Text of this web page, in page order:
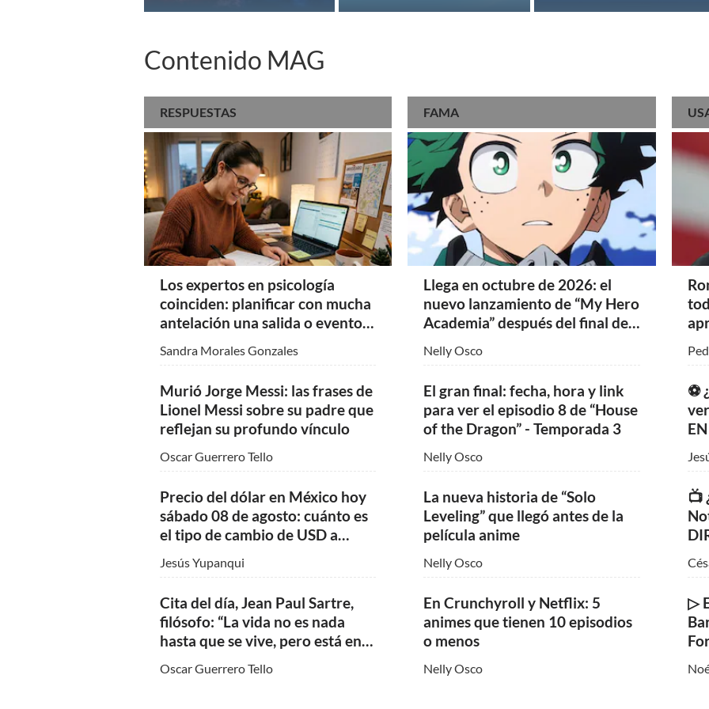
con
una
¿A
MXN
Cita
es
Contenido MAG
RESPUESTAS
Los expertos en psicología
coinciden: planificar con mucha
antelación una salida o evento
y mitigar la ansiedad
Sandra Morales Gonzales
Murió Jorge Messi: las frases de
Lionel Messi sobre su padre que
reflejan su profundo vínculo
Oscar Guerrero Tello
Precio del dólar en México hoy
sábado 08 de agosto: cuánto es
el tipo de cambio de USD a
Jesús Yupanqui
Cita del día, Jean Paul Sartre,
filósofo: “La vida no es nada
hasta que se vive, pero está en
Oscar Guerrero Tello
FAMA
Llega en octubre de 2026: el
nuevo lanzamiento de “My Hero
Academia” después del final del
Nelly Osco
El gran final: fecha, hora y link
para ver el episodio 8 de “House
of the Dragon” - Temporada 3
Nelly Osco
La nueva historia de “Solo
Leveling” que llegó antes de la
película anime
Nelly Osco
En Crunchyroll y Netflix: 5
animes que tienen 10 episodios
o menos
Nelly Osco
⚽
📺​
▷